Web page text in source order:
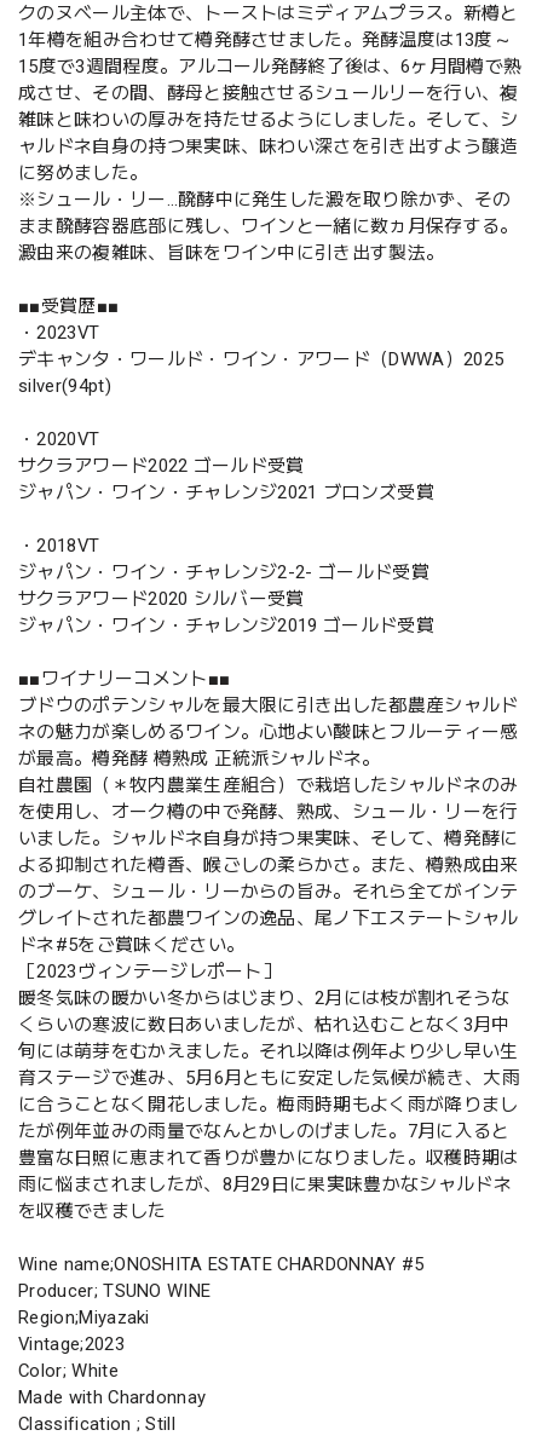
クのヌベール主体で、トーストはミディアムプラス。新樽と
1年樽を組み合わせて樽発酵させました。発酵温度は13度～
15度で3週間程度。アルコール発酵終了後は、6ヶ月間樽で熟
成させ、その間、酵母と接触させるシュールリーを行い、複
雑味と味わいの厚みを持たせるようにしました。そして、シ
ャルドネ自身の持つ果実味、味わい深さを引き出すよう醸造
に努めました。
※シュール・リー…醗酵中に発生した澱を取り除かず、その
まま醗酵容器底部に残し、ワインと一緒に数ヵ月保存する。
澱由来の複雑味、旨味をワイン中に引き出す製法。
■■受賞歴■■
・2023VT
デキャンタ・ワールド・ワイン・アワード（DWWA）2025
silver(94pt)
・2020VT
サクラアワード2022 ゴールド受賞
ジャパン・ワイン・チャレンジ2021 ブロンズ受賞
・2018VT
ジャパン・ワイン・チャレンジ2-2- ゴールド受賞
サクラアワード2020 シルバー受賞
ジャパン・ワイン・チャレンジ2019 ゴールド受賞
■■ワイナリーコメント■■
ブドウのポテンシャルを最大限に引き出した都農産シャルド
ネの魅力が楽しめるワイン。心地よい酸味とフルーティー感
が最高。樽発酵 樽熟成 正統派シャルドネ。
自社農園（＊牧内農業生産組合）で栽培したシャルドネのみ
を使用し、オーク樽の中で発酵、熟成、シュール・リーを行
いました。シャルドネ自身が持つ果実味、そして、樽発酵に
よる抑制された樽香、喉ごしの柔らかさ。また、樽熟成由来
のブーケ、シュール・リーからの旨み。それら全てがインテ
グレイトされた都農ワインの逸品、尾ノ下エステートシャル
ドネ#5をご賞味ください。
［2023ヴィンテージレポート］
暖冬気味の暖かい冬からはじまり、2月には枝が割れそうな
くらいの寒波に数日あいましたが、枯れ込むことなく3月中
旬には萌芽をむかえました。それ以降は例年より少し早い生
育ステージで進み、5月6月ともに安定した気候が続き、大雨
に合うことなく開花しました。梅雨時期もよく雨が降りまし
たが例年並みの雨量でなんとかしのげました。7月に入ると
豊富な日照に恵まれて香りが豊かになりました。収穫時期は
雨に悩まされましたが、8月29日に果実味豊かなシャルドネ
を収穫できました
Wine name;ONOSHITA ESTATE CHARDONNAY #5
Producer; TSUNO WINE
Region;Miyazaki
Vintage;2023
Color; White
Made with Chardonnay
Classification ; Still